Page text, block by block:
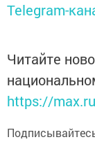
Telegram-
Читайте
https://